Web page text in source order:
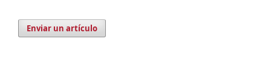
Enviar un artículo